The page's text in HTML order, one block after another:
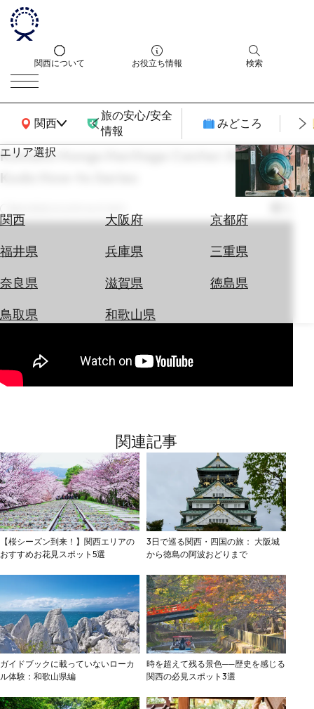
関西について お役立ち情報 検索
関西
関西広域MAP
旅の安心/安全
情報
みどころ
エリア選択
関西 大阪府
京都府
福井県
兵庫県
三重県
奈良県
滋賀県
徳島県
鳥取県
和歌山県
エ
選
券
テ
を
す
を
る
Kumano Hongu Heritage Center: Kumano
Kodo How-to Series
関連記事
【桜シーズン到来！】関西エリアの
おすすめお花見スポット5選
3日で巡る関西・四国の旅： 大阪城
から徳島の阿波おどりまで
ガイドブックに載っていないローカ
ル体験：和歌山県編
時を超えて残る景色──歴史を感じる
関西の必見スポット3選